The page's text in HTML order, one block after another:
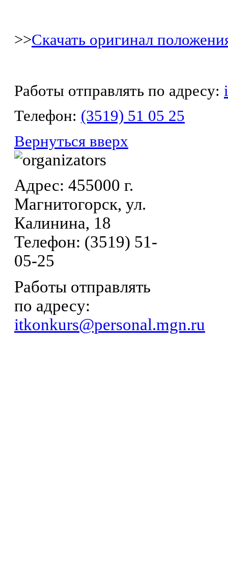
>>Скачать оригинал
Работы отправлять по адресу:
Телефон: (3519) 51 05 25
Вернуться вверх
Адрес: 455000 г.
Магнитогорск, ул.
Калинина, 18
Телефон: (3519) 51-
05-25
Работы отправлять
по адресу:
itkonkurs@personal.mgn.ru